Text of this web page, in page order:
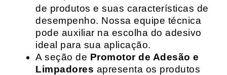
de produtos e suas características de
desempenho. Nossa equipe técnica
pode auxiliar na escolha do adesivo
ideal para sua aplicação.
A seção de Promotor de Adesão e
Limpadores apresenta os produtos